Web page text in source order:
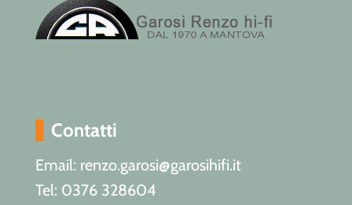
Contatti
Email: renzo.garosi@garosihifi.it
Tel: 0376 328604